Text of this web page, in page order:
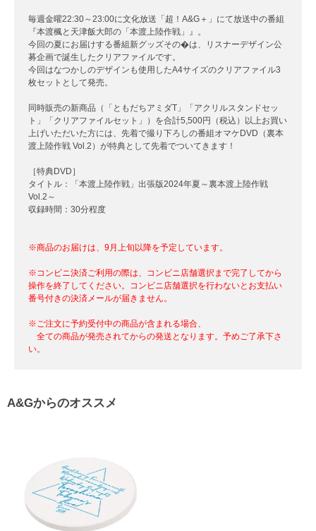
毎週金曜22:30～23:00に文化放送「超！A&G＋」にて放送中の番組
『本渡楓と天津飯大郎の「本渡上陸作戦」』。
今回の夏にお届けする番組新グッズその�は、リスナーデザイン公
募企画で誕生したクリアファイルです。
今回はなつかしのデザインも使用したA4サイズのクリアファイル3
枚セットとして発売。
同時販売の新商品（「ともだちアミダT」「アクリルスタンドセッ
ト」「クリアファイルセット」）を合計5,500円（税込）以上お買い
上げいただいた方には、先着で撮り下ろしの番組オマケDVD（裏本
渡上陸作戦 Vol.2）が特典として先着でついてきます！
［特典DVD］
タイトル：「本渡上陸作戦」出張版2024年夏～裏本渡上陸作戦
Vol.2～
収録時間：30分程度
※商品のお届けは、9月上旬以降を予定しています。
※コンビニ決済ご利用の際は、コンビニ店舗選択まで完了してから
操作を終了してください。コンビニ店舗選択を行わないとお支払い
番号付きの決済メールが届きません。
※ご注文に予約受付中の商品が含まれる場合、
全ての商品が発売されてからの発送となります。予めご了承下さ
い。
A&Gからのオススメ